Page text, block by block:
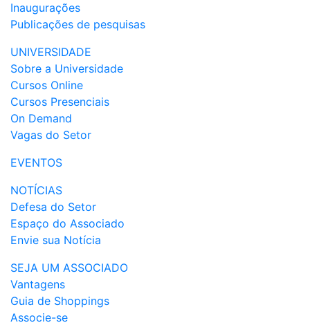
Inaugurações
Publicações de pesquisas
UNIVERSIDADE
Sobre a Universidade
Cursos Online
Cursos Presenciais
On Demand
Vagas do Setor
EVENTOS
NOTÍCIAS
Defesa do Setor
Espaço do Associado
Envie sua Notícia
SEJA UM ASSOCIADO
Vantagens
Guia de Shoppings
Associe-se